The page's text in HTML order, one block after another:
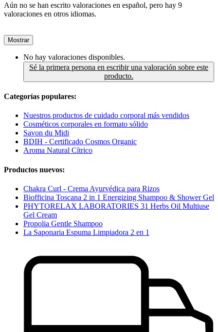
Aún no se han escrito valoraciones en español, pero hay 9
valoraciones en otros idiomas.
Mostrar
No hay valoraciones disponibles.
Sé la primera persona en escribir una valoración sobre este
producto.
Categorías populares:
Nuestros productos de cuidado corporal más vendidos
Cosméticos corporales en formato sólido
Savon du Midi
BDIH - Certificado Cosmos Organic
Aroma Natural Cítrico
Productos nuevos:
Chakra Curl - Crema Ayurvédica para Rizos
Biofficina Toscana 2 in 1 Energizing Shampoo & Shower Gel
PHYTORELAX LABORATORIES 31 Herbs Oil Multiuse
Gel Cream
Propolia Gentle Shampoo
La Saponaria Espuma Limpiadora 2 en 1